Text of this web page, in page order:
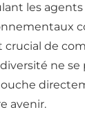
les
crucial de
ne
avenir.